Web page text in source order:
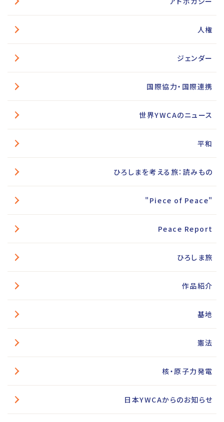
人権
ジェンダー
国際協力・国際連携
世界YWCAのニュース
平和
ひろしまを考える旅：読みもの
"Piece of Peace"
Peace Report
ひろしま旅
作品紹介
基地
憲法
核・原子力発電
日本YWCAからのお知らせ